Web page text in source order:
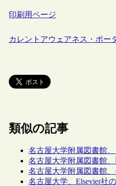
印刷用ページ
カレントアウェアネス・ポー
類似の記事
名古屋大学附属図書館
名古屋大学附属図書館
名古屋大学附属図書館
名古屋大学、Elsevier社